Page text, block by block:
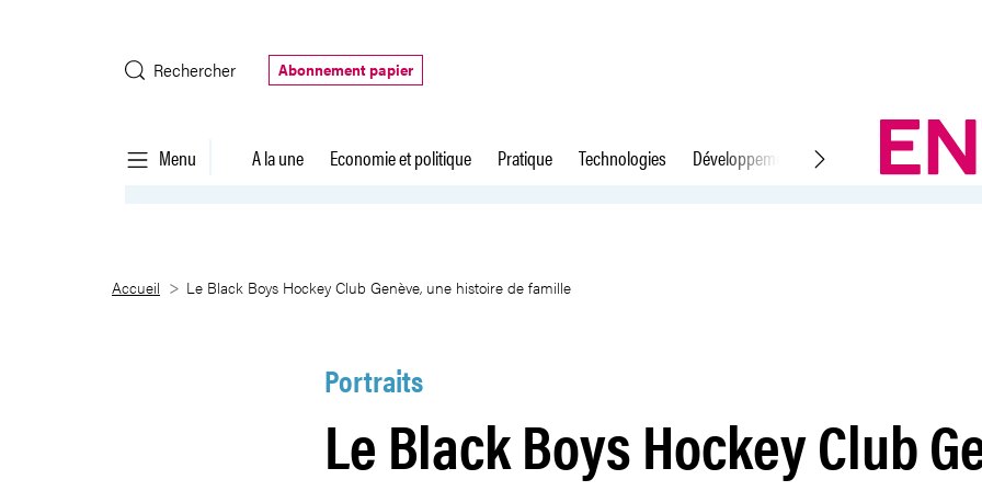
Rechercher
Abonnement papier
Menu A la une Economie et politique Pratique Technologies Développement durable Droit du travail
Le Black Boys Hockey Club Genève, une histoire de famille
Accueil Le Black Boys Hockey Club Genève, une histoire de famille
Portraits
Le Black Boys Hockey Club